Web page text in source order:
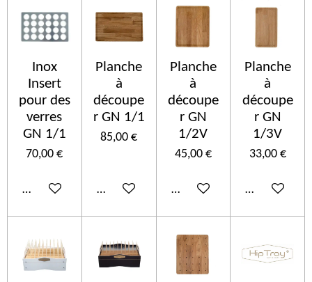
Inox
Insert
pour des
verres
GN 1/1
70,00 €
Añadir al carrito
Planche
à
découpe
r GN 1/1
85,00 €
Añadir al carrito
Planche
à
découpe
r GN
1/2V
45,00 €
Añadir al carrito
Planche
à
découpe
r GN
1/3V
33,00 €
Añadir al